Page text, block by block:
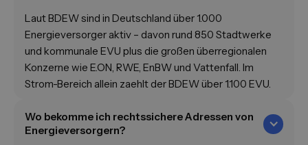
Laut BDEW sind in Deutschland über 1.000
Energieversorger aktiv – davon rund 850 Stadtwerke
und kommunale EVU plus die großen überregionalen
Konzerne wie E.ON, RWE, EnBW und Vattenfall. Im
Strom-Bereich allein zaehlt der BDEW über 1.100 EVU.
Wo bekomme ich rechtssichere Adressen von
Energieversorgern?